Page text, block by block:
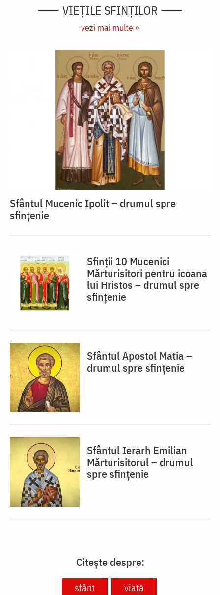
VIEŢILE SFINŢILOR
vezi mai multe »
Sfântul Mucenic Ipolit – drumul spre
sfințenie
Sfinții 10 Mucenici
Mărturisitori pentru icoana
lui Hristos – drumul spre
sfințenie
Sfântul Apostol Matia –
drumul spre sfințenie
Sfântul Ierarh Emilian
Mărturisitorul – drumul
spre sfințenie
Citește despre:
sfânt viață